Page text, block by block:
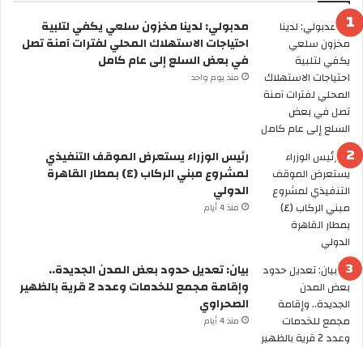
ي
و
ا
ن
ت
ش
ا
ر
ا
ل
خ
ف
ا
ف
ي
ش
ب
م
ج
م
مدبولي: لدينا مخزون سلعي يكفي لتلبية
احتياجات الاستهلاك المحلي لفترات آمنة تصل
في بعض السلع إلى عام كامل
منذ يوم واحد
رئيس الوزراء يستعرض الموقف التنفيذي
لمشروع مبني الركاب (٤) بمطار القاهرة
الدولي
منذ 4 أيام
بيان: تعديل حدود بعض المدن الجديدة..
وإقامة مجمع للخدمات وعدد 2 قرية بالظهير
الصحراوي
منذ 4 أيام